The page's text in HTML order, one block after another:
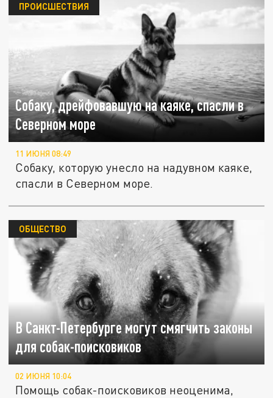
Собаку, дрейфовавшую на каяке, спасли в
Северном море
ПРОИСШЕСТВИЯ
11 ИЮНЯ 08:49
Собаку, которую унесло на надувном каяке,
спасли в Северном море.
В Санкт-Петербурге могут смягчить законы
для собак-поисковиков
ОБЩЕСТВО
02 ИЮНЯ 10:04
Помощь собак-поисковиков неоценима,